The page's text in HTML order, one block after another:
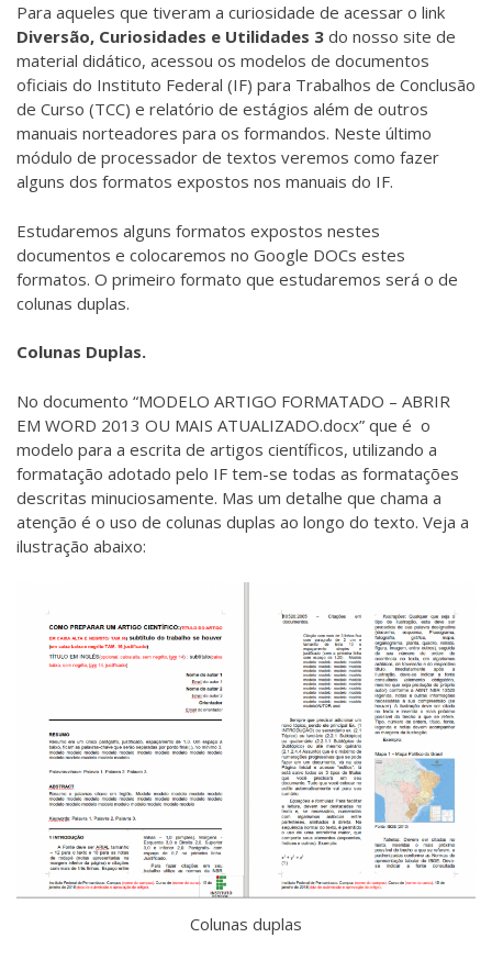
Para aqueles que tiveram a curiosidade de acessar o link
Diversão, Curiosidades e Utilidades 3 do nosso site de
material didático, acessou os modelos de documentos
oficiais do Instituto Federal (IF) para Trabalhos de Conclusão
de Curso (TCC) e relatório de estágios além de outros
manuais norteadores para os formandos. Neste último
módulo de processador de textos veremos como fazer
alguns dos formatos expostos nos manuais do IF.
Estudaremos alguns formatos expostos nestes
documentos e colocaremos no Google DOCs estes
formatos. O primeiro formato que estudaremos será o de
colunas duplas.
Colunas Duplas.
No documento “MODELO ARTIGO FORMATADO – ABRIR
EM WORD 2013 OU MAIS ATUALIZADO.docx” que é o
modelo para a escrita de artigos científicos, utilizando a
formatação adotado pelo IF tem-se todas as formatações
descritas minuciosamente. Mas um detalhe que chama a
atenção é o uso de colunas duplas ao longo do texto. Veja a
ilustração abaixo:
Colunas duplas